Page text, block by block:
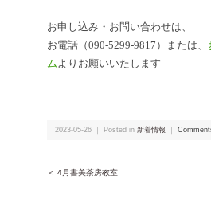
お申し込み・お問い合わせは、
お電話（090-5299-9817）または、
ムよりお願いいたします
2023-05-26 ｜ Posted in 新着情報
＜ 4月書美茶房教室